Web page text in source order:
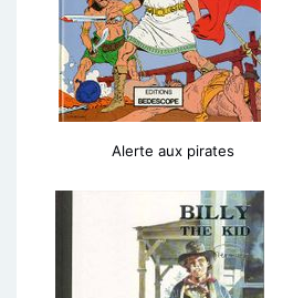
Alerte aux pirates